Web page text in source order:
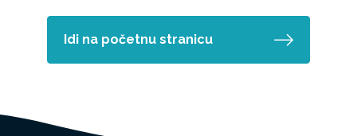
Idi na početnu stranicu